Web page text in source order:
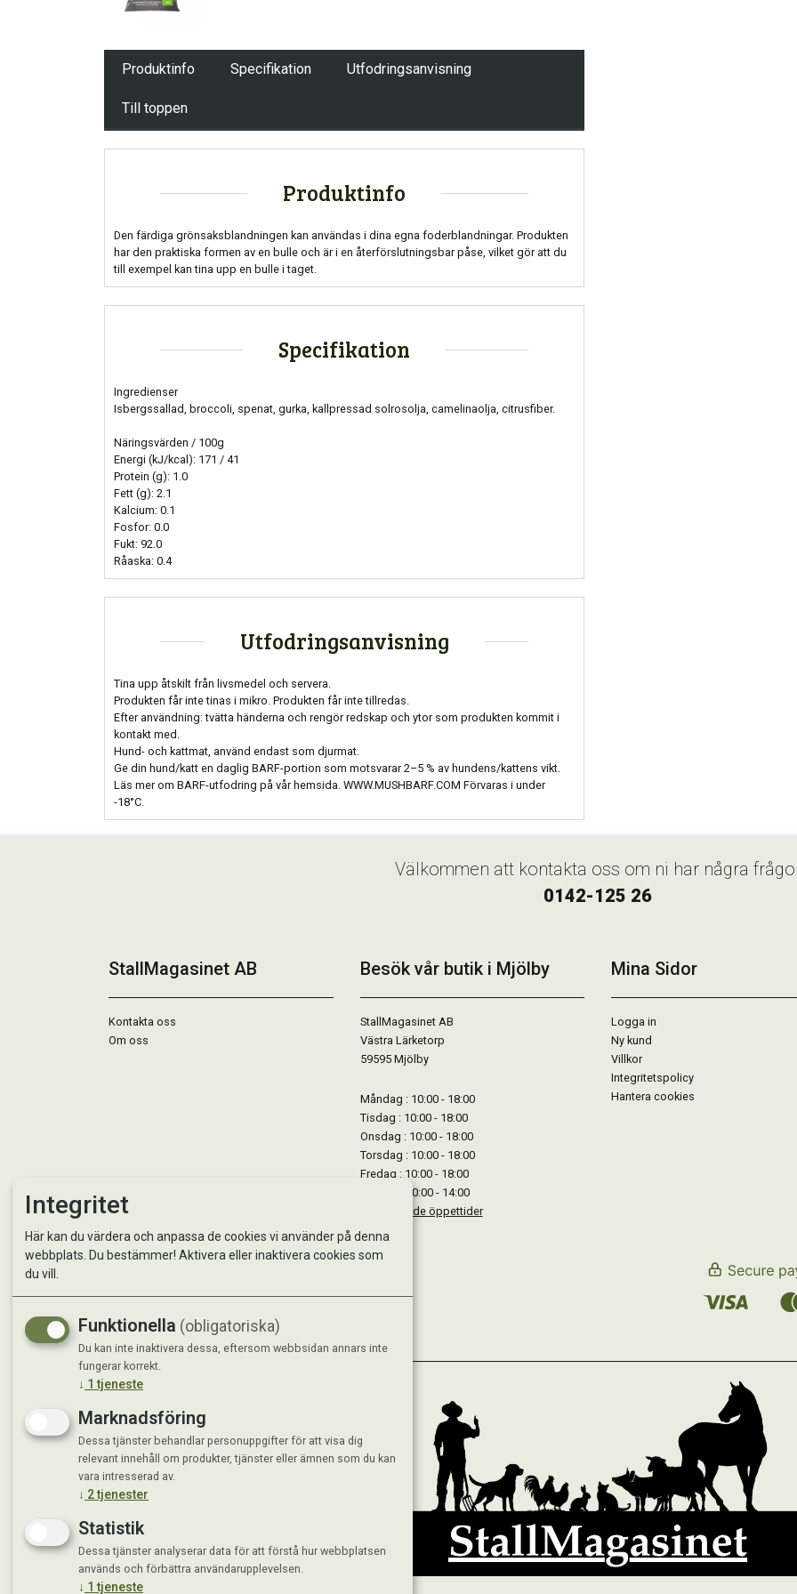
Produktinfo Specifikation Utfodringsanvisning
Till toppen
Produktinfo
Den färdiga grönsaksblandningen kan användas i dina egna foderblandningar. Produkten
har den praktiska formen av en bulle och är i en återförslutningsbar påse, vilket gör att du
till exempel kan tina upp en bulle i taget.
Specifikation
Ingredienser
Isbergssallad, broccoli, spenat, gurka, kallpressad solrosolja, camelinaolja, citrusfiber.
Näringsvärden / 100g
Energi (kJ/kcal): 171 / 41
Protein (g): 1.0
Fett (g): 2.1
Kalcium: 0.1
Fosfor: 0.0
Fukt: 92.0
Råaska: 0.4
Utfodringsanvisning
Tina upp åtskilt från livsmedel och servera.
Produkten får inte tinas i mikro. Produkten får inte tillredas.
Efter användning: tvätta händerna och rengör redskap och ytor som produkten kommit i
kontakt med.
Hund- och kattmat, använd endast som djurmat.
Ge din hund/katt en daglig BARF-portion som motsvarar 2–5 % av hundens/kattens vikt.
Läs mer om BARF-utfodring på vår hemsida. WWW.MUSHBARF.COM Förvaras i under
-18°C.
Välkommen att kontakta oss om ni har några
0142-125 26
StallMagasinet AB
Kontakta oss
Om oss
Besök vår butik i Mjölby
StallMagasinet AB
Västra Lärketorp
59595 Mjölby
Måndag : 10:00 - 18:00
Tisdag : 10:00 - 18:00
Onsdag : 10:00 - 18:00
Torsdag : 10:00 - 18:00
Fredag : 10:00 - 18:00
Lördag : 10:00 - 14:00
Se avvikande öppettider
Mina Sidor
Logga in
Ny kund
Villkor
Integritetspolicy
Hantera cookies
Integritet
Här kan du värdera och anpassa de cookies vi använder på denna
webbplats. Du bestämmer! Aktivera eller inaktivera cookies som
du vill.
Funktionella (obligatoriska)
Du kan inte inaktivera dessa, eftersom webbsidan annars inte
fungerar korrekt.
↓ 1 tjeneste
Marknadsföring
Dessa tjänster behandlar personuppgifter för att visa dig
relevant innehåll om produkter, tjänster eller ämnen som du kan
vara intresserad av.
↓ 2tjenester
Statistik
Dessa tjänster analyserar data för att förstå hur webbplatsen
används och förbättra användarupplevelsen.
↓ 1 tjeneste